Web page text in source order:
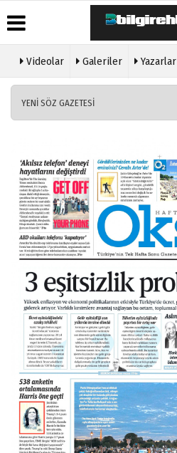
Üye Paneli
Haber
Arşivi
Günün
Haberleri
Hava
Gazete
Biyografiler
Videolar Galeriler Yazarlar